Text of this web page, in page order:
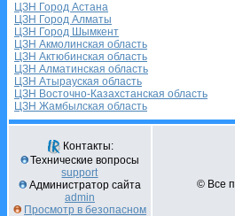
ЦЗН Город Астана
ЦЗН Город Алматы
ЦЗН Город Шымкент
ЦЗН Акмолинская область
ЦЗН Актюбинская область
ЦЗН Алматинская область
ЦЗН Атырауская область
ЦЗН Восточно-Казахстанская область
ЦЗН Жамбылская область
Контакты:
Технические вопросы
support
Администратор сайта
admin
Просмотр в безопасном
© Все